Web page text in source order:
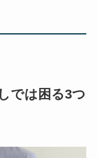
では困る3つ